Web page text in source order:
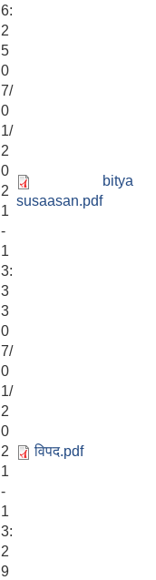
6:
2
5
0
7/
0
1/
2
0
2
1
-
1
3:
3
3
bitya
susaasan.pdf
0
7/
0
1/
2
0
2
1
-
1
3:
2
9
विपद.pdf